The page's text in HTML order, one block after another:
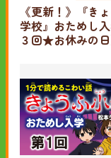
《更新！》『き
学校』おためし
３回★お休みの日